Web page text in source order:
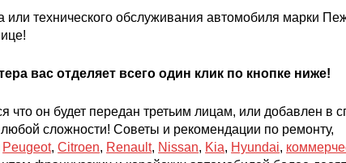
или технического обслуживания автомобиля марки
вас отделяет всего один клик по кнопке ниже!
он будет передан третьим лицам, или добавлен в
сложности! Советы и рекомендации по ремонту,
Peugeot,Citroen, Renault, Nissan, Kia, Hyundai,